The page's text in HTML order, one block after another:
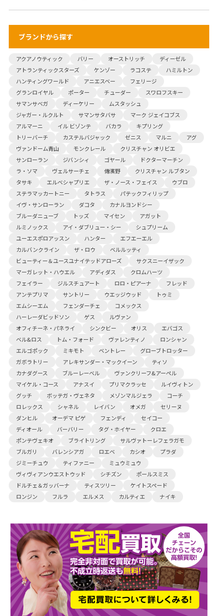
ブランドから探す
アクアノウティック バリー オーストリッチ
ディーゼル
アトランティックスターズ
ケンゾー ラコステ
ハミルトン
ハンティングワールド
アニエスベー
フェリージ
グランロイヤル
ポーター チューダー
スワロフスキー
サマンサベガ
ディーケリー
ムスタッシュ
ジャガー・ルクルト
サマンサタバサ
マーク ジェイコブス
アルマーニ
イル ビゾンテ バカラ
キプリング
トリーバーチ
カステルバジャック ゼニス マルニ
アグ
ヴァンドーム青山
モンクレール
クリスチャン オリビエ
サンローラン
ジバンシィ ゴヤール
ドクターマーチン
ラ・ソマ
ヴェルサーチェ 傳濱野
クリスチャン ルブタン
タサキ
エルベシャプリエ ザ・ノース・フェイス
ウブロ
ステラマッカートニー
タトラス
パテックフィリップ
イヴ・サンローラン
ダコタ
カナルヨンドシー
ブルーダニューブ
トッズ マイセン
アガット
ルミノックス
アイ・ダブリュー・シー
シュプリーム
ユーエスポロアッスン
ハンター
エフエーエル
カルバンクライン
ザ・ロウ
ベルルッティ
ビューティー＆ユースユナイテッドアローズ
サクスニーイザック
マーガレット・ハウエル
アディダス
クロムハーツ
フェイラー
ジルスチュアート ロロ・ピアーナ
フレッド
アンテプリマ
サントリー ウエッジウッド
トゥミ
エムシーエム
フェンダーチェ
コメックス
ハーレーダビッドソン
ゲス
ルヴァン
オフィチーネ・パネライ
シンクビー オリス
エバゴス
ベル&ロス
トム・フォード ヴァレンティノ
ロンシャン
エルゴポック
ミキモト ベントレー
グローブトロッター
ガボラトリー
アレキサンダー・マックイーン
ティソ
カナダグース
ブルーレーベル
ヴァンクリーフ&アーペル
マイケル・コース
アナスイ プリマクラッセ
ルイヴィトン
グッチ
ボッテガ・ヴェネタ メゾンマルジェラ
コーチ
ロレックス
シャネル レイバン オメガ
セリーヌ
ダンヒル
オーデマ ピゲ フェンディ
セイコー
ディオール
バーバリー タグ・ホイヤー
クロエ
ポンテヴェキオ
ブライトリング
サルヴァトーレフェラガモ
ブルガリ
バレンシアガ ロエベ カシオ
プラダ
ジミーチュウ
ティファニー
ミュウミュウ
ヴィヴィアンウエストウッド
シチズン
ポールスミス
ドルチェ＆ガッバーナ
ティスツリー
ケイトスペード
ロンジン
フルラ エルメス カルティエ ナイキ